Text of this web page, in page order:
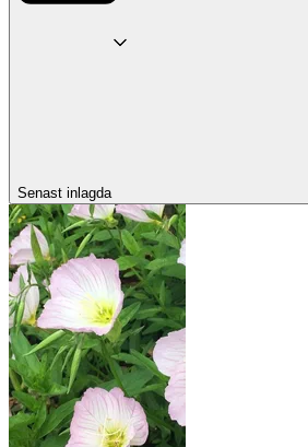
Senast inlagda